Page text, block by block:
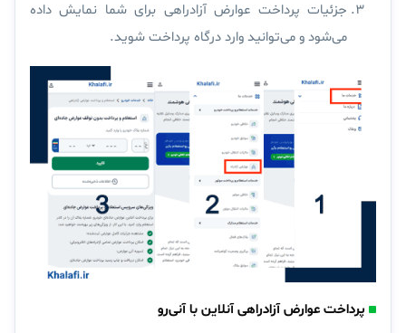
جزئیات پرداخت عوارض آزادراهی برای شما نمایش داده
می‌شود و می‌توانید وارد درگاه پرداخت شوید.
پرداخت عوارض آزادراهی آنلاین با آنی‌رو